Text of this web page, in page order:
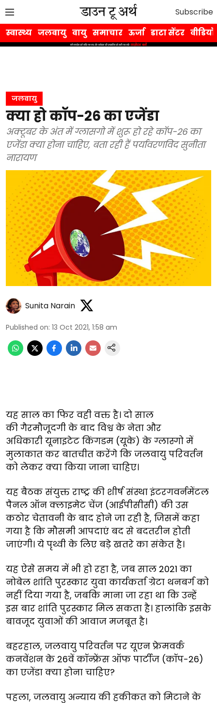
Subscribe
स्वास्थ्य जलवायु वायु समाचार ऊर्जा डाटा सेंटर वीडियो
जलवायु
क्या हो कॉप-26 का एजेंडा
अक्टूबर के अंत में ग्लासगो में शुरू हो रहे कॉप-26 का
एजेंडा क्या होना चाहिए, बता रही हैं पर्यावरणविद सुनीता
नारायण
Sunita Narain
Published on: 13 Oct 2021, 1:58 am
यह साल का फिर वही वक्त है। दो साल
की गैरमौजूदगी के बाद विश्व के नेता और
अधिकारी यूनाइटेट किंगडम (यूके) के ग्लास्गो में
मुलाकात कर बातचीत करेंगे कि जलवायु परिवर्तन
को लेकर क्या किया जाना चाहिए।
यह बैठक संयुक्त राष्ट्र की शीर्षसंस्थाइंटरगवर्नमेंटल
पैनल ऑन क्लाइमेट चेंज (आईपीसीसी) की उस
कठोर चेतावनी के बाद होने जा रही है, जिसमें कहा
गया है कि मौसमी आपदाएं बद से बदतरीन होती
जाएंगी। ये पृथ्वी के लिए बड़े खतरे का संकेत है।
यह ऐसे समय में भी हो रहा है, जब साल 2021 का
नोबेल शांति पुरस्कार युवा कार्यकर्ता ग्रेटा थनबर्ग को
नहीं दिया गया है, जबकि माना जा रहा था कि उन्हें
इस बार शांति पुरस्कार मिल सकता है। हालांकि इसके
बावजूद युवाओं की आवाज मजबूत है।
बहरहाल, जलवायु परिवर्तन पर यूएन फ्रेमवर्क
कनवेंशन के 26वें कॉन्फ्रेंस ऑफ पार्टीज (कॉप-26)
का एजेंडा क्या होना चाहिए?
पहला, जलवायु अन्याय की हकीकत को मिटाने के